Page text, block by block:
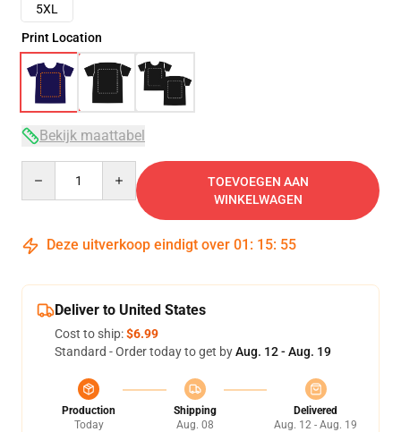
5XL
Print Location
Bekijk maattabel
TOEVOEGEN AAN
WINKELWAGEN
Deze uitverkoop eindigt over 01 : 15: 54
Deliver to United States
Cost to ship:$6.99
Standard - Order today to get byAug. 12 - Aug. 19
Production
Today
Shipping
Aug. 08
Delivered
Aug. 12 - Aug. 19